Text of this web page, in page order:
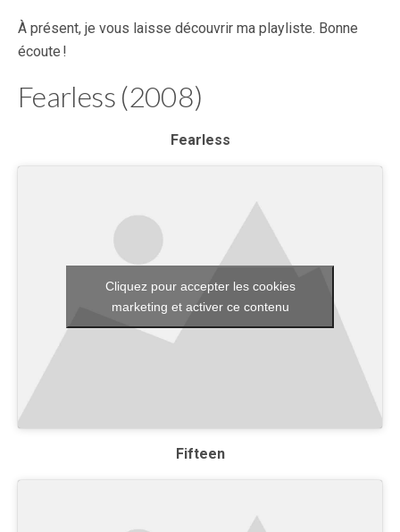
À présent, je vous laisse découvrir ma playliste. Bonne
écoute !
Fearless (2008)
Fearless
Cliquez pour accepter les cookies
marketing et activer ce contenu
Fifteen